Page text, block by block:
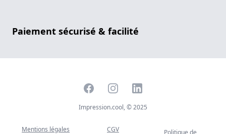
Paiement sécurisé & facilité
FacebookInstagramLinkedIn
Impression.cool, © 2025
Mentions légales CGV Politique de